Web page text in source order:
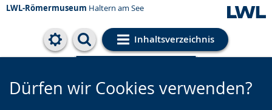
LWL-Römermuseum Haltern am See
Inhaltsverzeichnis
Cookie-Einstellungen
Dürfen wir Cookies verwenden?